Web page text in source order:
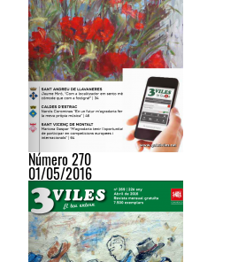
Número 270
01/05/2016